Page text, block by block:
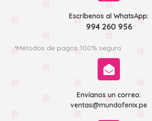
Escríbenos al WhatsApp:
994 260 956
*Métodos de pagos 100% seguro
Envíanos un correo:
ventas@mundofenix.pe